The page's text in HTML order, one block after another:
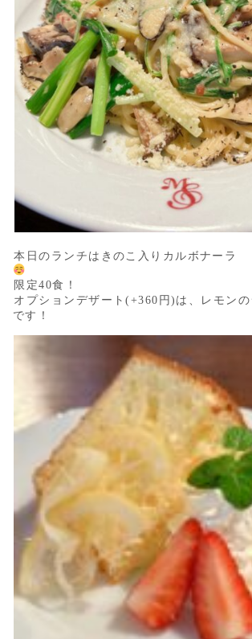
本日のランチはきのこ入りカルボナーラ
限定40食！
オプションデザート(+360円)は、レモン
です！